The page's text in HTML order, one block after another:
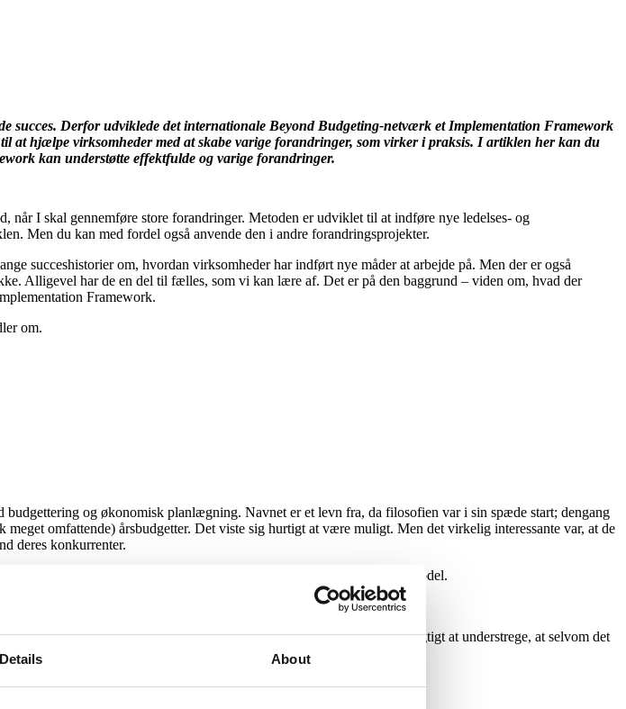
Details About
succes. Derfor udviklede det internationale Beyond Budgeting-netværk et Implementation Framework
at hjælpe virksomheder med at skabe varige forandringer, som virker i praksis. I artiklen her kan du
kan understøtte effektfulde og varige forandringer.
I skal gennemføre store forandringer. Metoden er udviklet til at indføre nye ledelses- og
Men du kan med fordel også anvende den i andre forandringsprojekter.
succeshistorier om, hvordan virksomheder har indført nye måder at arbejde på. Men der er også
Alligevel har de en del til fælles, som vi kan lære af. Det er på den baggrund – viden om, hvad der
Framework.
om.
og økonomisk planlægning. Navnet er et levn fra, da filosofien var i sin spæde start; dengang
omfattende) årsbudgetter. Det viste sig hurtigt at være muligt. Men det virkelig interessante var, at de
deres konkurrenter.
og konkurrencedygtig præstation er en sammenhængende ledelsesmodel.
finder ineffektiv. Det er ikke mærkeligt eller forkert. Det er bare vigtigt at understrege, at selvom det
værdier, strategi og processer, som du kan se illustreret i figur 1.